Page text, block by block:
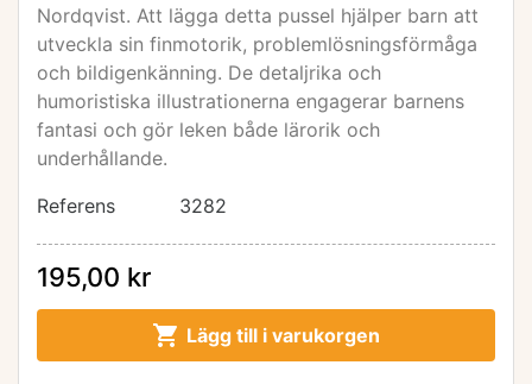
Nordqvist. Att lägga detta pussel hjälper barn att
utveckla sin finmotorik, problemlösningsförmåga
och bildigenkänning. De detaljrika och
humoristiska illustrationerna engagerar barnens
fantasi och gör leken både lärorik och
underhållande.
Referens
3282
195,00 kr
 Lägg till i varukorgen